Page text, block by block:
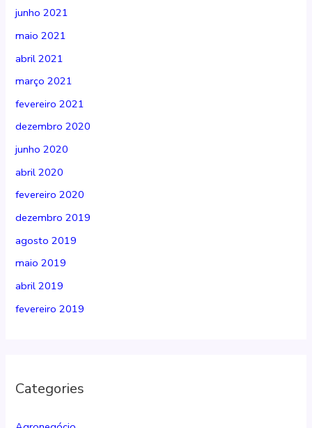
junho 2021
maio 2021
abril 2021
março 2021
fevereiro 2021
dezembro 2020
junho 2020
abril 2020
fevereiro 2020
dezembro 2019
agosto 2019
maio 2019
abril 2019
fevereiro 2019
Categories